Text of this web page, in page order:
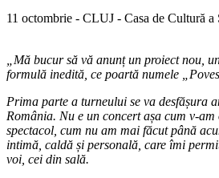
11 octombrie - CLUJ - Casa de Cultură a
„Mă bucur să vă anunț un proiect nou,
formulă inedită, ce poartă numele
Prima parte a turneului se va desfășura
România. Nu e un concert așa cum v-
spectacol, cum nu am mai făcut până
intimă, caldă și personală, care îmi
voi, cei din sală.